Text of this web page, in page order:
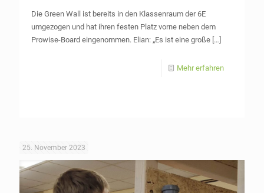
Die Green Wall ist bereits in den Klassenraum der 6E
umgezogen und hat ihren festen Platz vorne neben dem
Prowise-Board eingenommen. Elian: „Es ist eine große […]
Mehr erfahren
25. November 2023